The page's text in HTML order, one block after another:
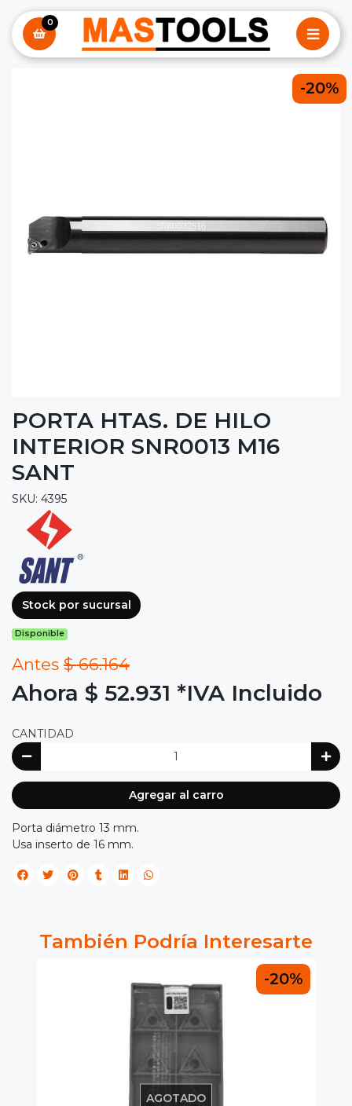
0
-20%
PORTA HTAS. DE HILO
INTERIOR SNR0013 M16
SANT
SKU: 4395
Stock por sucursal
Disponible
Antes $ 66.164
Ahora $ 52.931 *IVA Incluido
CANTIDAD
Agregar al carro
Porta diámetro 13 mm.
Usa inserto de 16 mm.
También Podría Interesarte
-20%
AGOTADO